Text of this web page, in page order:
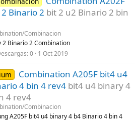
Binario 2 bit 2 u2 Binario 2 bin
Combinacion
2 Binario 2 Combination
0 1 Oct 2019
Combination A205F bit4 u4
4 bin 4 rev4 bit4 u4 binary 4
4 rev4
Combinacion
A205F bit4 u4 binary 4 b4 Binario 4 bin 4